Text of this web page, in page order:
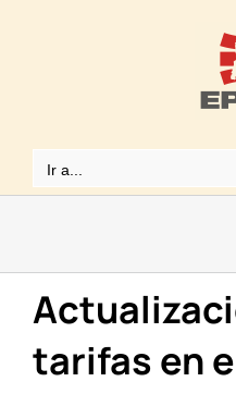
Ir a...
tarifas en